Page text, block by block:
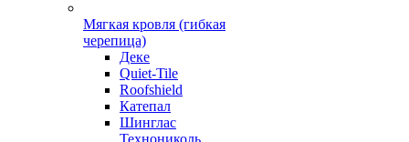
Мягкая кровля (гибкая
черепица)
Деке
Quiet-Tile
Roofshield
Катепал
Шинглас
Технониколь